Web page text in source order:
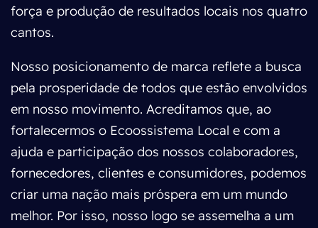
força e produção de resultados locais nos quatro
cantos.
Nosso posicionamento de marca reflete a busca
pela prosperidade de todos que estão envolvidos
em nosso movimento. Acreditamos que, ao
fortalecermos o Ecoossistema Local e com a
ajuda e participação dos nossos colaboradores,
fornecedores, clientes e consumidores, podemos
criar uma nação mais próspera em um mundo
melhor. Por isso, nosso logo se assemelha a um